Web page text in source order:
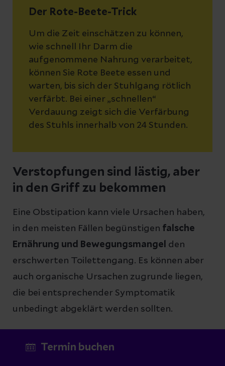
Der Rote-Beete-Trick
Um die Zeit einschätzen zu können,
wie schnell Ihr Darm die
aufgenommene Nahrung verarbeitet,
können Sie Rote Beete essen und
warten, bis sich der Stuhlgang rötlich
verfärbt. Bei einer „schnellen“
Verdauung zeigt sich die Verfärbung
des Stuhls innerhalb von 24 Stunden.
Verstopfungen sind lästig, aber
in den Griff zu bekommen
Eine Obstipation kann viele Ursachen haben,
in den meisten Fällen begünstigen falsche
Ernährung und Bewegungsmangel den
erschwerten Toilettengang. Es können aber
auch organische Ursachen zugrunde liegen,
die bei entsprechender Symptomatik
unbedingt abgeklärt werden sollten.
Termin buchen